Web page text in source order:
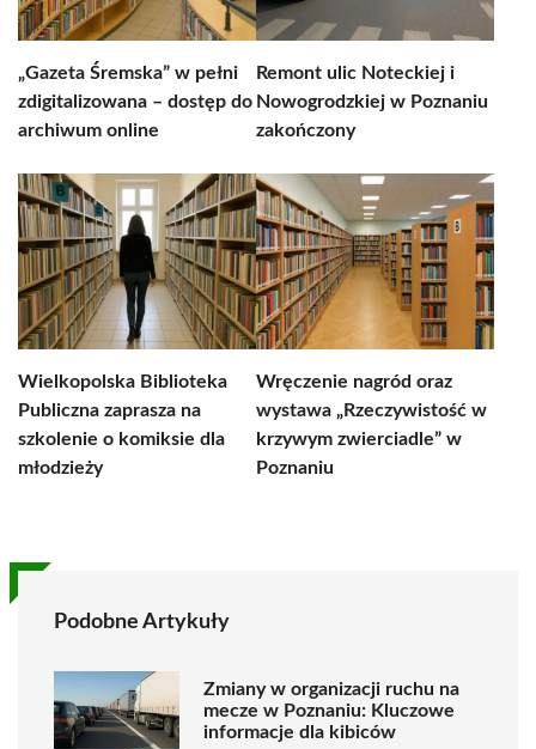
„Gazeta Śremska” w pełni
zdigitalizowana – dostęp do
archiwum online
Remont ulic Noteckiej i
Nowogrodzkiej w Poznaniu
zakończony
Wielkopolska Biblioteka
Publiczna zaprasza na
szkolenie o komiksie dla
młodzieży
Wręczenie nagród oraz
wystawa „Rzeczywistość w
krzywym zwierciadle” w
Poznaniu
Podobne Artykuły
Zmiany w organizacji ruchu na
mecze w Poznaniu: Kluczowe
informacje dla kibiców